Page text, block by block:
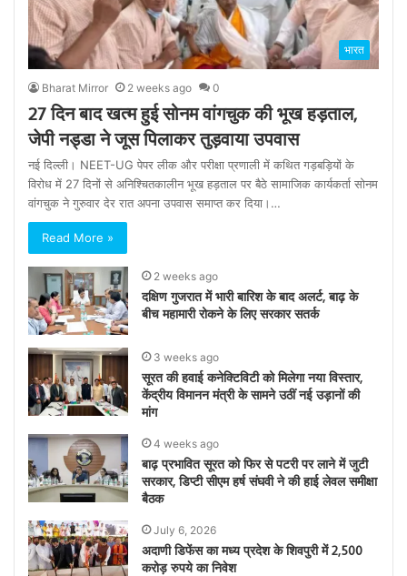
भारत
Bharat Mirror 2 weeks ago 0
27 दिन बाद खत्म हुई सोनम वांगचुक की भूख हड़ताल,
जेपी नड्डा ने जूस पिलाकर तुड़वाया उपवास
नई दिल्ली। NEET-UG पेपर लीक और परीक्षा प्रणाली में कथित गड़बड़ियों के
विरोध में 27 दिनों से अनिश्चितकालीन भूख हड़ताल पर बैठे सामाजिक कार्यकर्ता सोनम
वांगचुक ने गुरुवार देर रात अपना उपवास समाप्त कर दिया।…
Read More »
2 weeks ago
दक्षिण गुजरात में भारी बारिश के बाद अलर्ट, बाढ़ के
बीच महामारी रोकने के लिए सरकार सतर्क
3 weeks ago
सूरत की हवाई कनेक्टिविटी को मिलेगा नया विस्तार,
केंद्रीय विमानन मंत्री के सामने उठीं नई उड़ानों की
मांग
4 weeks ago
बाढ़ प्रभावित सूरत को फिर से पटरी पर लाने में जुटी
सरकार, डिप्टी सीएम हर्ष संघवी ने की हाई लेवल समीक्षा
बैठक
July 6, 2026
अदाणी डिफेंस का मध्य प्रदेश के शिवपुरी में 2,500
करोड़ रुपये का निवेश